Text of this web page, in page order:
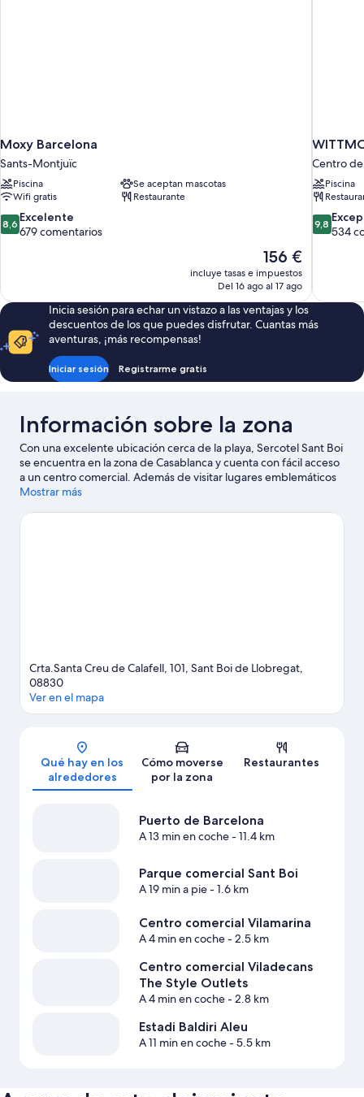
Moxy Barcelona
Sants-Montjuïc
Piscina
Se aceptan mascotas
Wifi gratis
Restaurante
8.6
sobre
8,6 Excelente
679 comentarios
El
precio
actual
de
156 €
156 €
incluye tasas e impuestos
Del 16 ago al 17 ago
Centro
Piscina
9.8
sobre
9,8
534
Inicia sesión para echar un vistazo a las ventajas y los
descuentos de los que puedes disfrutar. Cuantas más
aventuras, ¡más recompensas!
Iniciar sesión Registrarme gratis
Información sobre la zona
Con una excelente ubicación cerca de la playa, Sercotel Sant Boi
se encuentra en la zona de Casablanca y cuenta con fácil acceso
a un centro comercial. Además de visitar lugares emblemáticos
como Catedral de Barcelona y Casa Batlló, podrás apreciar la
Barceloneta. ¿Te apetece disfrutar de un evento especial?
Mostrar más
Crta.Santa Creu de Calafell, 101, Sant Boi de Llobregat,
08830
Ver en el mapa
Qué hay en los
alrededores
Cómo moverse
por la zona
Restaurantes
Puerto de Barcelona
A 13 min en coche- 11.4 km
Parque comercial Sant Boi
A 19 min a pie- 1.6 km
Centro comercial Vilamarina
A 4 min en coche- 2.5 km
Centro comercial Viladecans
The Style Outlets
A 4 min en coche- 2.8 km
Estadi Baldiri Aleu
A 11 min en coche- 5.5 km